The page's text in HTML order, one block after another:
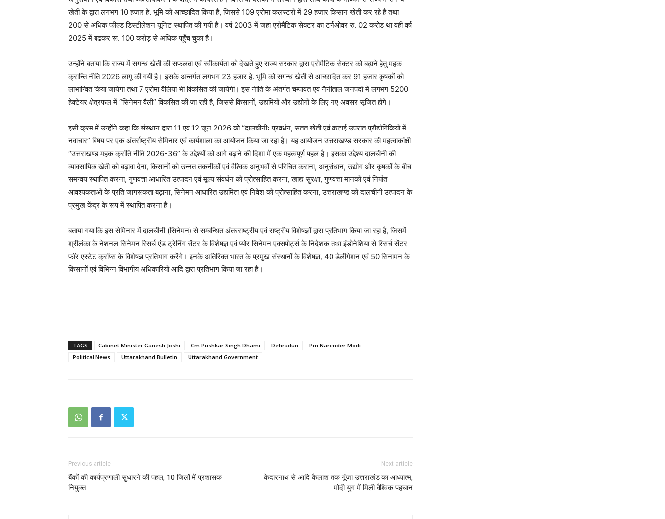
खेती के द्वारा लगभग 10 हजार हे. भूमि को आच्छादित किया है, जिससे 109 एरोमा कलस्टरों में 29 हजार किसान खेती कर रहे है तथा
200 से अधिक फील्ड डिस्टीलेशन यूनिट स्थापित की गयी है। वर्ष 2003 में जहां एरोमैटिक सेक्टर का टर्नओवर रु. 02 करोड था वहीं वर्ष
2025 में बढकर रू. 100 करोड़ से अधिक पहुँच चुका है।
उन्होंने बताया कि राज्य में सगन्ध खेती की सफलता एवं स्वीकार्यता को देखते हुए राज्य सरकार द्वारा एरोमैटिक सेक्टर को बढ़ाने हेतु महक
क्रान्ति नीति 2026 लागू की गयी है। इसके अन्तर्गत लगभग 23 हजार हे. भूमि को सगन्ध खेती से आच्छादित कर 91 हजार कृषकों को
लाभान्वित किया जायेगा तथा 7 एरोमा वैलियां भी विकसित की जायेंगी। इस नीति के अंतर्गत चम्पावत एवं नैनीताल जनपदों में लगभग 5200
हेक्टेयर क्षेत्रफल में “सिनेमन वैली” विकसित की जा रही है, जिससे किसानों, उद्यमियों और उद्योगों के लिए नए अवसर सृजित होंगे।
इसी क्रम में उन्होंने कहा कि संस्थान द्वारा 11 एवं 12 जून 2026 को “दालचीनीः प्रवर्धन, सतत खेती एवं कटाई उपरांत प्रौद्योगिकियों में
नवाचार” विषय पर एक अंतर्राष्ट्रीय सेमिनार एवं कार्यशाला का आयोजन किया जा रहा है। यह आयोजन उत्तराखण्ड सरकार की महत्वाकांक्षी
“उत्तराखण्ड महक क्रांति नीति 2026-36” के उद्देश्यों को आगे बढ़ाने की दिशा में एक महत्वपूर्ण पहल है। इसका उद्देश्य दालचीनी की
व्यावसायिक खेती को बढ़ावा देना, किसानों को उन्नत तकनीकों एवं वैश्विक अनुभवों से परिचित कराना, अनुसंधान, उद्योग और कृषकों के बीच
समन्वय स्थापित करना, गुणवत्ता आधारित उत्पादन एवं मूल्य संवर्धन को प्रोत्साहित करना, खाद्य सुरक्षा, गुणवत्ता मानकों एवं निर्यात
आवश्यकताओं के प्रति जागरूकता बढ़ाना, सिनेमन आधारित उद्यमिता एवं निवेश को प्रोत्साहित करना, उत्तराखण्ड को दालचीनी उत्पादन के
प्रमुख केंद्र के रूप में स्थापित करना है।
बताया गया कि इस सेमिनार में दालचीनी (सिनेमन) से सम्बन्धित अंतरराष्ट्रीय एवं राष्ट्रीय विशेषज्ञों द्वारा प्रतिभाग किया जा रहा है, जिसमें
श्रीलंका के नेशनल सिनेमन रिसर्च एंड ट्रेनिंग सेंटर के विशेषज्ञ एवं प्योर सिनेमन एक्सपोर्ट्स के निदेशक तथा इंडोनेशिया से रिसर्च सेंटर
फॉर एस्टेट क्रॉप्स के विशेषज्ञ प्रतिभाग करेंगे। इनके अतिरिक्त भारत के प्रमुख संस्थानों के विशेषज्ञ, 40 डेलीगेशन एवं 50 सिनामन के
किसानों एवं विभिन्न विभागीय अधिकारियों आदि द्वारा प्रतिभाग किया जा रहा है।
TAGS Cabinet Minister Ganesh Joshi Cm Pushkar Singh Dhami Dehradun
Pm Narender Modi
Political News
Uttarakhand Bulletin Uttarakhand Government
Previous article
बैंकों की कार्यप्रणाली सुधारने की पहल, 10 जिलों में प्रशासक
नियुक्त
Next article
केदारनाथ से आदि कैलाश तक गूंजा उत्तराखंड का आध्यात्म,
मोदी युग में मिली वैश्विक पहचान